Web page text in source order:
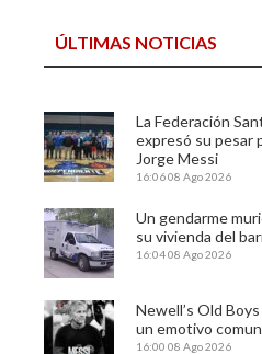
ÚLTIMAS NOTICIAS
La Federación
expresó su pesar
Jorge Messi
16:0608 Ago 2026
Un gendarme
su vivienda del
16:0408 Ago 2026
Newell’s Old
un emotivo
16:00 08 Ago 2026